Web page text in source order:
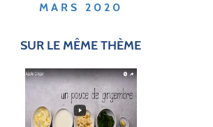
MARS 2020
SUR LE MÊME THÈME